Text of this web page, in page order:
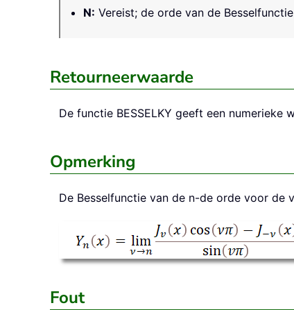
N: Vereist; de orde van de
Retourneerwaarde
De functie BESSELKY geeft een numerieke
Opmerking
De Besselfunctie van de n-de orde voor de
Fout